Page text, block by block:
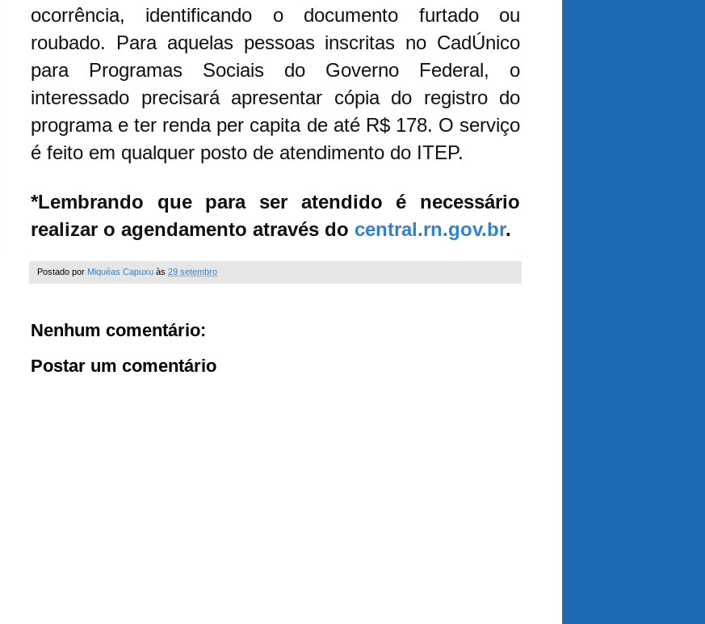
ocorrência, identificando o documento furtado ou
roubado. Para aquelas pessoas inscritas no CadÚnico
para Programas Sociais do Governo Federal, o
interessado precisará apresentar cópia do registro do
programa e ter renda per capita de até R$ 178. O serviço
é feito em qualquer posto de atendimento do ITEP.
*Lembrando que para ser atendido é necessário
realizar o agendamento através do central.rn.gov.br.
Postado por Miquéas Capuxu às 29 setembro
Nenhum comentário:
Postar um comentário